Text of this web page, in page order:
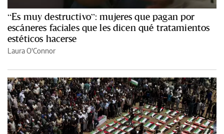
“Es muy destructivo”: mujeres que pagan por
escáneres faciales que les dicen qué tratamientos
estéticos hacerse
Laura O'Connor